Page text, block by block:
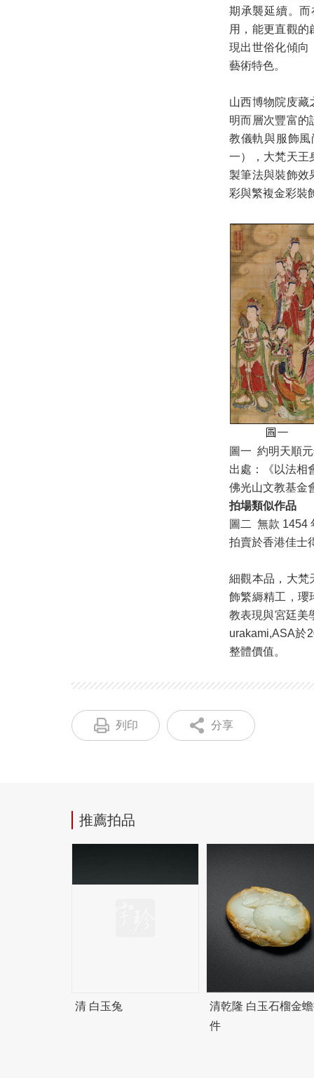
期承襲延續。
用，能更直觀
現出世俗化傾向
藝術特色。
山西博物院庋藏
明而層次豐富的
教儀軌與服飾
一），大梵天王
製筆法與裝飾效
彩與繁複金彩裝
圖一 約明天順
出處：《以法相
佛光山文教基金
拍場類似作品
圖二 無款 1454
拍賣於香港佳士
細觀本品，大梵
飾繁縟精工，瓔
教表現與宮廷美
urakami,ASA於
整體價值。
列印 分享
推薦拍品
清 白玉兔
清乾隆 白玉石榴金
件